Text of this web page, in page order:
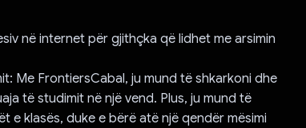
në internet për gjithçka që lidhet me arsimin
Me FrontiersCabal, ju mund të shkarkoni dhe
të studimit në një vend. Plus, ju mund të
e klasës, duke e bërë atë një qendër mësimi